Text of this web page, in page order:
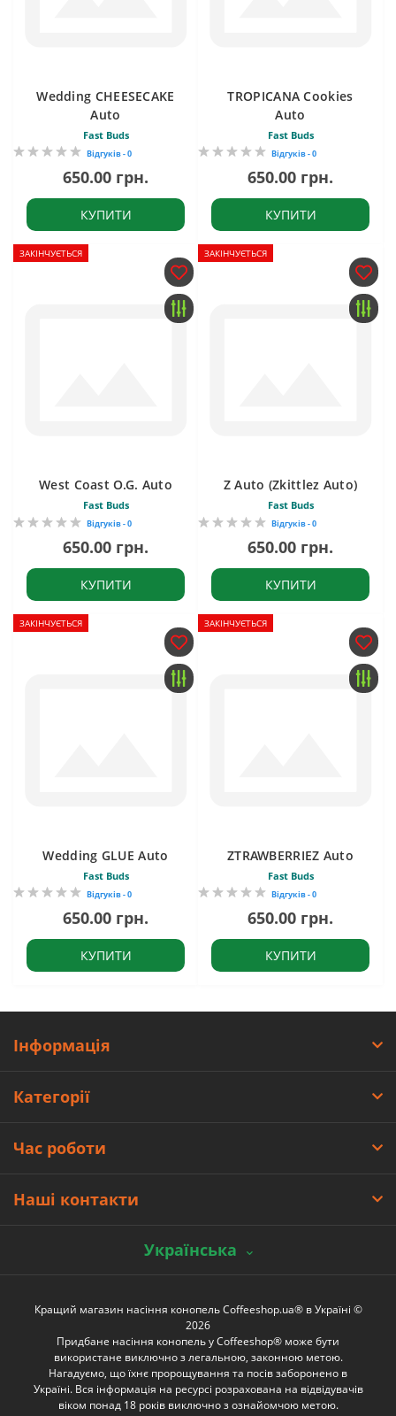
Wedding CHEESECAKE
Auto
Fast Buds
Відгуків - 0
650.00 грн.
КУПИТИ
TROPICANA Cookies
Auto
Fast Buds
Відгуків - 0
650.00 грн.
КУПИТИ
ЗАКІНЧУЄТЬСЯ
West Coast O.G. Auto
Fast Buds
Відгуків - 0
650.00 грн.
КУПИТИ
ЗАКІНЧУЄТЬСЯ
Z Auto (Zkittlez Auto)
Fast Buds
Відгуків - 0
650.00 грн.
КУПИТИ
ЗАКІНЧУЄТЬСЯ
Wedding GLUE Auto
Fast Buds
Відгуків - 0
650.00 грн.
КУПИТИ
ЗАКІНЧУЄТЬСЯ
ZTRAWBERRIEZ Auto
Fast Buds
Відгуків - 0
650.00 грн.
КУПИТИ
Інформація
Категорії
Час роботи
Наші контакти
Українська
Кращий магазин насіння конопель Coffeeshop.ua® в Україні ©
2026
Придбане насіння конопель у Coffeeshop® може бути
використане виключно з легальною, законною метою.
Нагадуємо, що їхнє пророщування та посів заборонено в
Україні. Вся інформація на ресурсі розрахована на відвідувачів
віком понад 18 років виключно з ознайомчою метою.